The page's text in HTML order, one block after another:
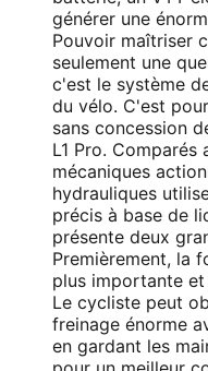
générer une
Pouvoir maîtriser
seulement une
c'est le système
du vélo. C'est
sans concession
L1 Pro. Comparés
mécaniques
hydrauliques
précis à base de
présente deux
Premièrement, la
plus importante
Le cycliste peut
freinage énorme
en gardant les